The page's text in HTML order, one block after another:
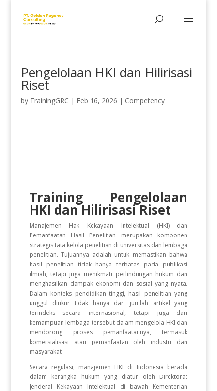
Pengelolaan HKI dan Hilirisasi
Riset
by TrainingGRC | Feb 16, 2026 | Competency
Training Pengelolaan
HKI dan Hilirisasi Riset
Manajemen Hak Kekayaan Intelektual (HKI) dan
Pemanfaatan Hasil Penelitian merupakan komponen
strategis tata kelola penelitian di universitas dan lembaga
penelitian. Tujuannya adalah untuk memastikan bahwa
hasil penelitian tidak hanya terbatas pada publikasi
ilmiah, tetapi juga menikmati perlindungan hukum dan
menghasilkan dampak ekonomi dan sosial yang nyata.
Dalam konteks pendidikan tinggi, hasil penelitian yang
unggul diukur tidak hanya dari jumlah artikel yang
terindeks secara internasional, tetapi juga dari
kemampuan lembaga tersebut dalam mengelola HKI dan
mendorong proses pemanfaatannya, termasuk
komersialisasi atau pemanfaatan oleh industri dan
masyarakat.
Secara regulasi, manajemen HKI di Indonesia berada
dalam kerangka hukum yang diatur oleh Direktorat
Jenderal Kekayaan Intelektual di bawah Kementerian